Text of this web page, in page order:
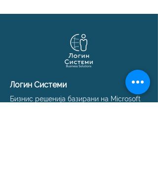
Логин Системи
Бизнис решенија базирани на Microsoft